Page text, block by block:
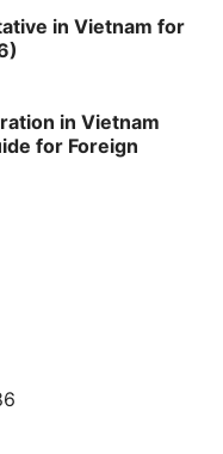
in Vietnam for
in Vietnam
for Foreign